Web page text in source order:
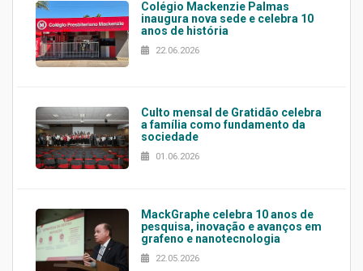
Colégio Mackenzie Palmas
inaugura nova sede e celebra 10
anos de história
22.06.2026
Culto mensal de Gratidão celebra
a família como fundamento da
sociedade
01.06.2026
MackGraphe celebra 10 anos de
pesquisa, inovação e avanços em
grafeno e nanotecnologia
22.05.2026